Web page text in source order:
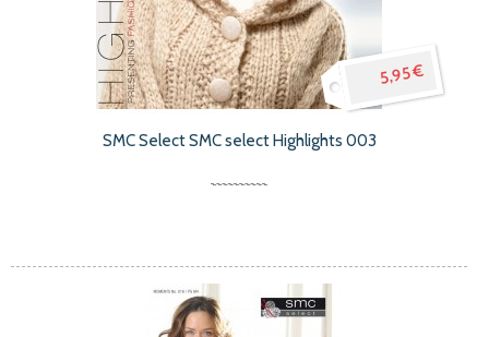
5,95 €
SMC Select SMC select Highlights 003